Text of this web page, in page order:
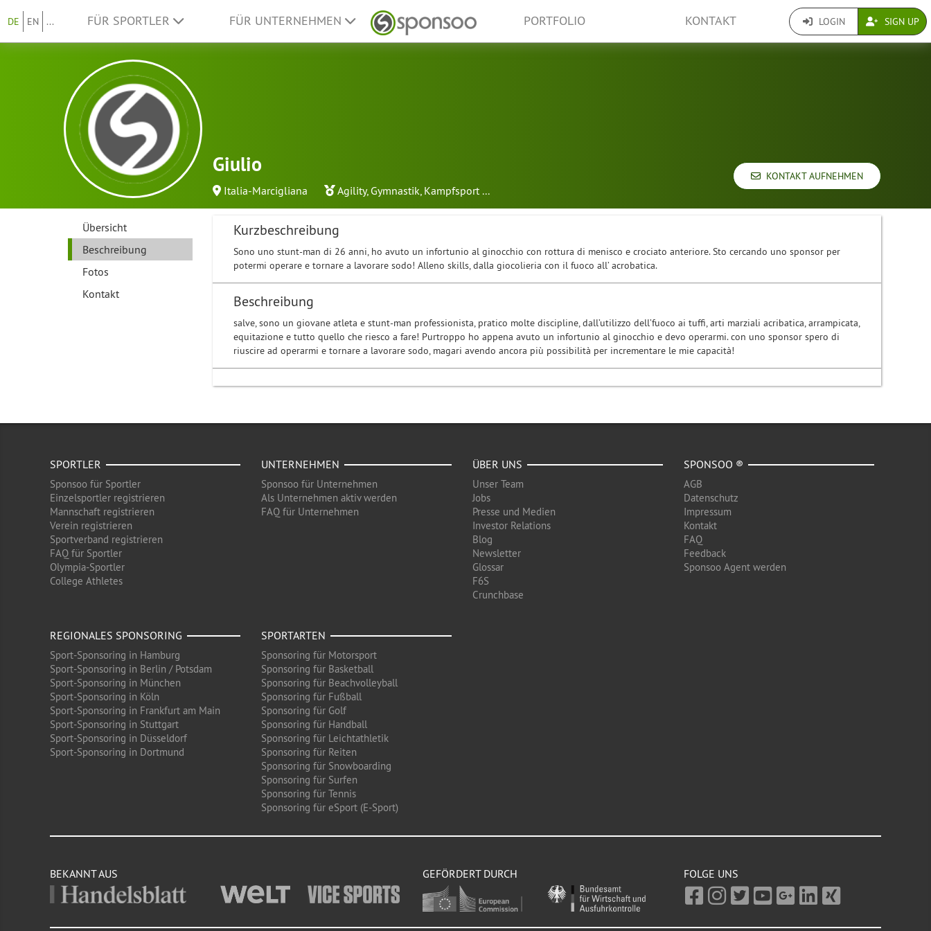
DE EN ... FÜR SPORTLER FÜR UNTERNEHMEN PORTFOLIO KONTAKT LOGIN SIGN UP
Giulio
Italia-Marcigliana Agility, Gymnastik, Kampfsport...
KONTAKT AUFNEHMEN
Übersicht
Beschreibung
Fotos
Kontakt
Kurzbeschreibung
Sono uno stunt-man di 26 anni, ho avuto un infortunio al ginocchio con rottura di menisco e crociato anteriore. Sto cercando uno sponsor per
potermi operare e tornare a lavorare sodo! Alleno skills, dalla giocolieria con il fuoco all’ acrobatica.
Beschreibung
salve, sono un giovane atleta e stunt-man professionista, pratico molte discipline, dall’utilizzo dell’fuoco ai tuffi, arti marziali acribatica, arrampicata,
equitazione e tutto quello che riesco a fare! Purtroppo ho appena avuto un infortunio al ginocchio e devo operarmi. con uno sponsor spero di
riuscire ad operarmi e tornare a lavorare sodo, magari avendo ancora più possibilità per incrementare le mie capacità!
SPORTLER
Sponsoo für Sportler
Einzelsportler registrieren
Mannschaft registrieren
Verein registrieren
Sportverband registrieren
FAQ für Sportler
Olympia-Sportler
College Athletes
UNTERNEHMEN
Sponsoo für Unternehmen
Als Unternehmen aktiv werden
FAQ für Unternehmen
ÜBER UNS
Unser Team
Jobs
Presse und Medien
Investor Relations
Blog
Newsletter
Glossar
F6S
Crunchbase
SPONSOO ®
AGB
Datenschutz
Impressum
Kontakt
FAQ
Feedback
Sponsoo Agent werden
REGIONALES SPONSORING
Sport-Sponsoring in Hamburg
Sport-Sponsoring in Berlin / Potsdam
Sport-Sponsoring in München
Sport-Sponsoring in Köln
Sport-Sponsoring in Frankfurt am Main
Sport-Sponsoring in Stuttgart
Sport-Sponsoring in Düsseldorf
Sport-Sponsoring in Dortmund
SPORTARTEN
Sponsoring für Motorsport
Sponsoring für Basketball
Sponsoring für Beachvolleyball
Sponsoring für Fußball
Sponsoring für Golf
Sponsoring für Handball
Sponsoring für Leichtathletik
Sponsoring für Reiten
Sponsoring für Snowboarding
Sponsoring für Surfen
Sponsoring für Tennis
Sponsoring für eSport (E-Sport)
BEKANNT AUS GEFÖRDERT DURCH FOLGE UNS